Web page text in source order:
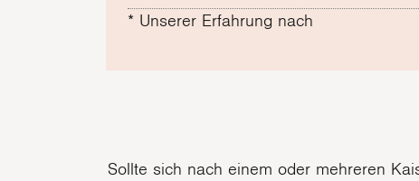
* Unserer Erfahrung nach
Sollte sich nach einem oder mehreren